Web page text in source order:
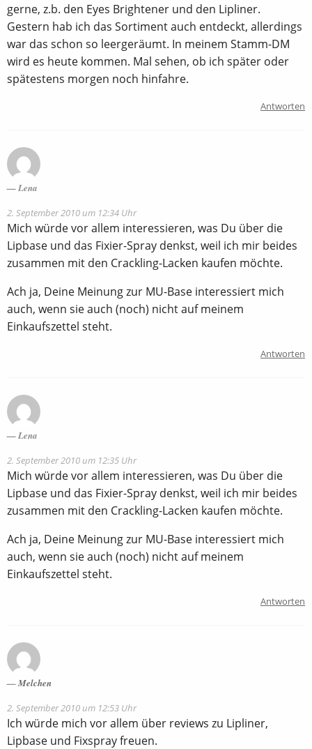
gerne, z.b. den Eyes Brightener und den Lipliner.
Gestern hab ich das Sortiment auch entdeckt, allerdings
war das schon so leergeräumt. In meinem Stamm-DM
wird es heute kommen. Mal sehen, ob ich später oder
spätestens morgen noch hinfahre.
Antworten
Lena
2. September 2010 um 12:34 Uhr
Mich würde vor allem interessieren, was Du über die
Lipbase und das Fixier-Spray denkst, weil ich mir beides
zusammen mit den Crackling-Lacken kaufen möchte.
Ach ja, Deine Meinung zur MU-Base interessiert mich
auch, wenn sie auch (noch) nicht auf meinem
Einkaufszettel steht.
Antworten
Lena
2. September 2010 um 12:35 Uhr
Mich würde vor allem interessieren, was Du über die
Lipbase und das Fixier-Spray denkst, weil ich mir beides
zusammen mit den Crackling-Lacken kaufen möchte.
Ach ja, Deine Meinung zur MU-Base interessiert mich
auch, wenn sie auch (noch) nicht auf meinem
Einkaufszettel steht.
Antworten
Melchen
2. September 2010 um 12:53 Uhr
Ich würde mich vor allem über reviews zu Lipliner,
Lipbase und Fixspray freuen.